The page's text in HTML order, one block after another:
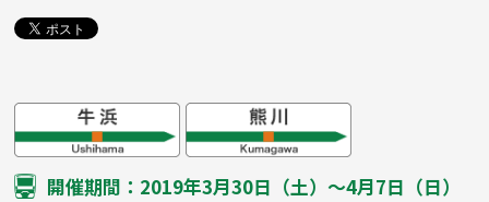
開催期間：2019年3月30日（土）〜4月7日（日）